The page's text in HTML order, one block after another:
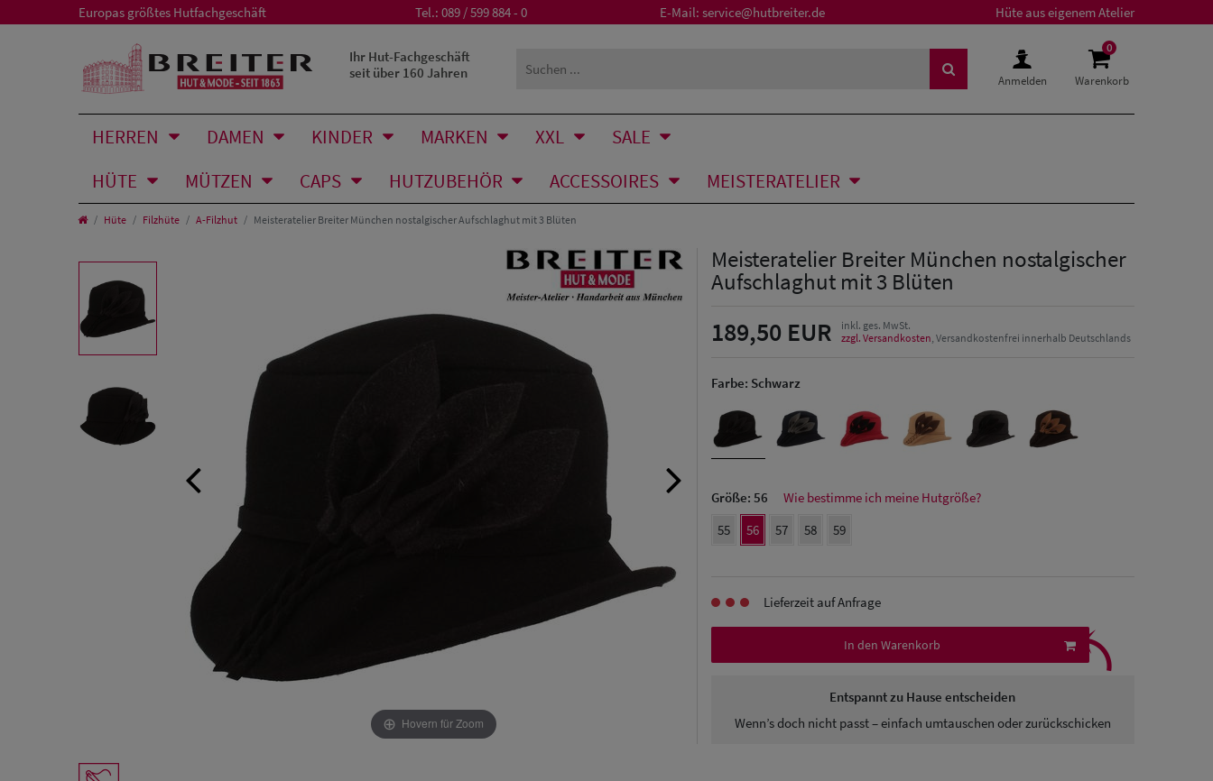
Europas größtes Hutfachgeschäft Tel.: 089 / 599 884 - 0 E-Mail: service@hutbreiter.de Hüte aus eigenem Atelier
Ihr Hut-Fachgeschäft
seit über 160 Jahren
Anmelden
0
Warenkorb
HERREN DAMEN KINDER MARKEN XXL
SALE
HÜTE
MÜTZEN CAPS HUTZUBEHÖR ACCESSOIRES MEISTERATELIER
Hüte Filzhüte A-Filzhut Meisteratelier Breiter München nostalgischer Aufschlaghut mit 3 Blüten
Hovern für Zoom
Meisteratelier Breiter München nostalgischer
Aufschlaghut mit 3 Blüten
189,50 EUR
inkl. ges. MwSt.
zzgl. Versandkosten, Versandkostenfrei innerhalb Deutschlands
Farbe: Schwarz
Größe: 56
Wie bestimme ich meine Hutgröße?
55
56 57 58 59
Lieferzeit auf Anfrage
In den Warenkorb
Entspannt zu Hause entscheiden
Wenn’s doch nicht passt – einfach umtauschen oder zurückschicken
⤹